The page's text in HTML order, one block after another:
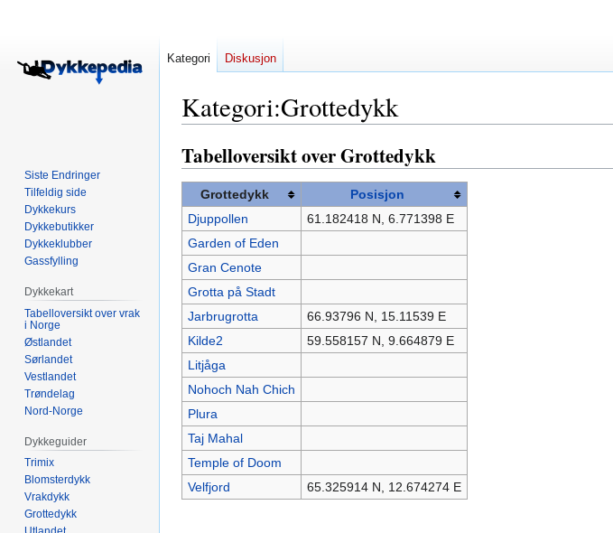
Kategori:Grottedykk
Hopp
til
navigering
Hopp
til
søk
Tabelloversikt over Grottedykk
Grottedykk
Posisjon
Djuppollen
61.182418 N, 6.771398 E
Garden of Eden
Gran Cenote
Grotta på Stadt
Jarbrugrotta
66.93796 N, 15.11539 E
Kilde2
59.558157 N, 9.664879 E
Litjåga
Nohoch Nah Chich
Plura
Taj Mahal
Temple of Doom
Velfjord
65.325914 N, 12.674274 E
Kategori Diskusjon
Siste Endringer
Tilfeldig side
Dykkekurs
Dykkebutikker
Dykkeklubber
Gassfylling
Dykkekart
Tabelloversikt over vrak
i Norge
Østlandet
Sørlandet
Vestlandet
Trøndelag
Nord-Norge
Dykkeguider
Trimix
Blomsterdykk
Vrakdykk
Grottedykk